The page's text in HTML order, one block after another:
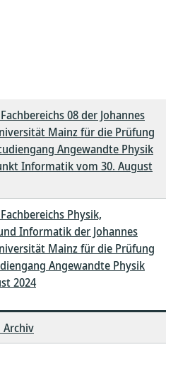
08 der Johannes
Mainz für die Prüfung
Angewandte Physik
Informatik vom 30. August
Physik,
Informatik der Johannes
Mainz für die Prüfung
Angewandte Physik
2024